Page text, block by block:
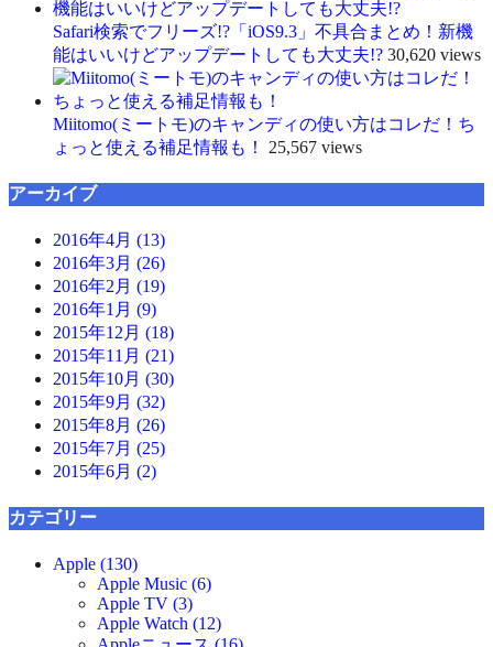
Safari検索でフリーズ!?「iOS9.3」不具合まとめ！新機
能はいいけどアップデートしても大丈夫!? 30,620 views
Miitomo(ミートモ)のキャンディの使い方はコレだ！ち
ょっと使える補足情報も！
25,567 views
アーカイブ
2016年4月 (13)
2016年3月 (26)
2016年2月 (19)
2016年1月 (9)
2015年12月 (18)
2015年11月 (21)
2015年10月 (30)
2015年9月 (32)
2015年8月 (26)
2015年7月 (25)
2015年6月 (2)
カテゴリー
Apple (130)
Apple Music (6)
Apple TV (3)
Apple Watch (12)